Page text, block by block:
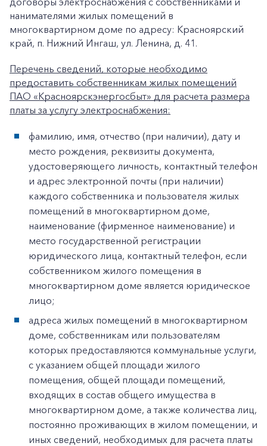
нанимателями жилых помещений в
многоквартирном доме по адресу: Красноярский
край, п. Нижний Ингаш, ул. Ленина, д. 41.
Перечень сведений, которые необходимо
предоставить собственникам жилых помещений
ПАО «Красноярскэнергосбыт» для расчета размера
платы за услугу электроснабжения:
фамилию, имя, отчество (при наличии), дату и
место рождения, реквизиты документа,
удостоверяющего личность, контактный телефон
и адрес электронной почты (при наличии)
каждого собственника и пользователя жилых
помещений в многоквартирном доме,
наименование (фирменное наименование) и
место государственной регистрации
юридического лица, контактный телефон, если
собственником жилого помещения в
многоквартирном доме является юридическое
лицо;
адреса жилых помещений в многоквартирном
доме, собственникам или пользователям
которых предоставляются коммунальные услуги,
с указанием общей площади жилого
помещения, общей площади помещений,
входящих в состав общего имущества в
многоквартирном доме, а также количества лиц,
постоянно проживающих в жилом помещении, и
иных сведений, необходимых для расчета платы